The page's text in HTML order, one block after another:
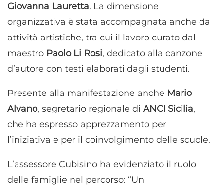
Giovanna Lauretta. La dimensione
organizzativa è stata accompagnata anche da
attività artistiche, tra cui il lavoro curato dal
maestro Paolo Li Rosi, dedicato alla canzone
d’autore con testi elaborati dagli studenti.
Presente alla manifestazione anche Mario
Alvano, segretario regionale di ANCI Sicilia,
che ha espresso apprezzamento per
l’iniziativa e per il coinvolgimento delle scuole.
L’assessore Cubisino ha evidenziato il ruolo
delle famiglie nel percorso: “Un